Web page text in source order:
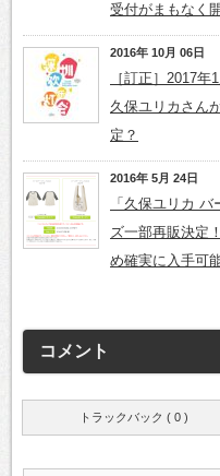
受付がまもなく
2016年 10月 06日
［訂正］2017
久保ユリカさん
定？
2016年 5月 24日
「久保ユリカ
ズ一部再販決定
め確実に入手可
コメント
トラックバック ( 0 )